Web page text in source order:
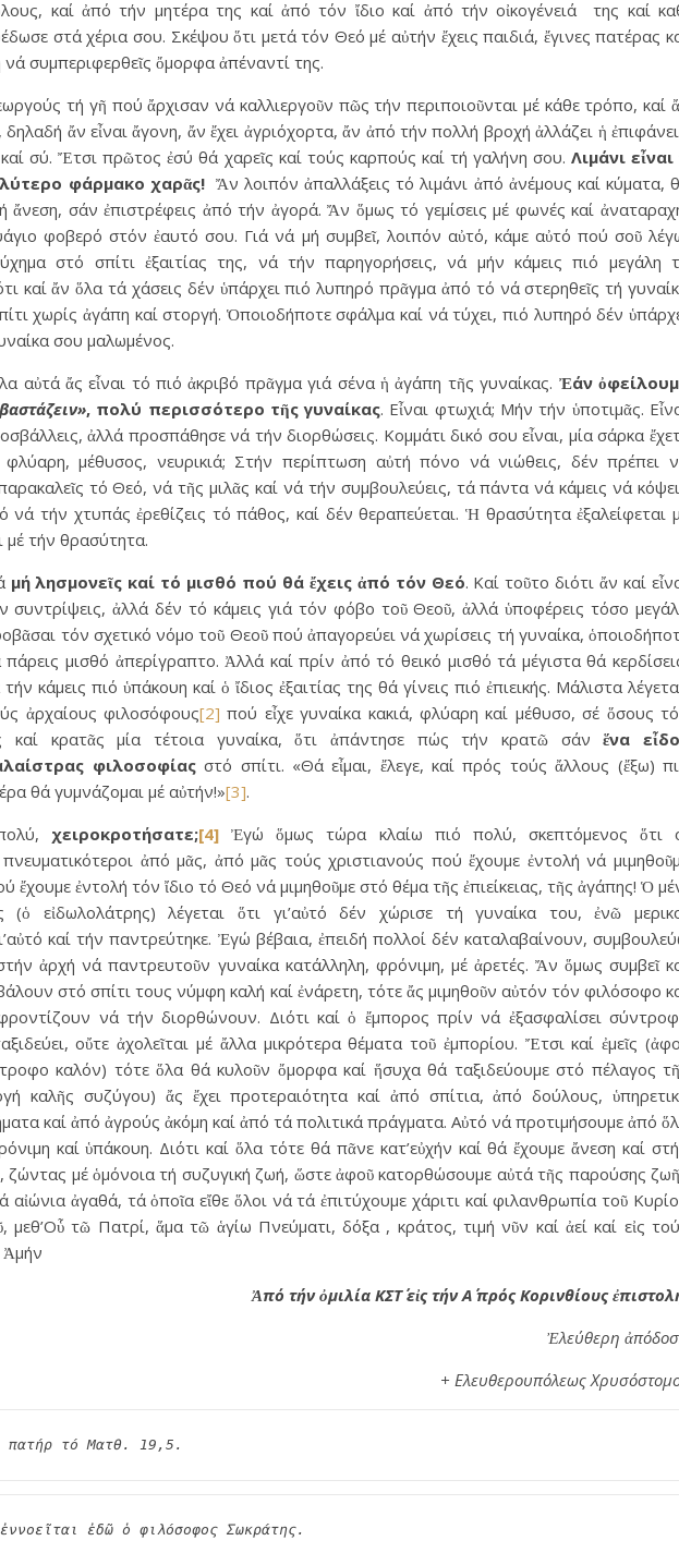
καί ἀπό τήν μητέρα της καί ἀπό τόν ἴδιο καί ἀπό τήν οἰκογένειά της καί
στά χέρια σου. Σκέψου ὅτι μετά τόν Θεό μέ αὐτήν ἔχεις παιδιά, ἔγινες πατέρας
συμπεριφερθεῖς ὄμορφα ἀπέναντί της.
τή γῆ πού ἄρχισαν νά καλλιεργοῦν πῶς τήν περιποιοῦνται μέ κάθε τρόπο, καί
δηλαδή ἄν εἶναι ἄγονη, ἄν ἔχει ἀγριόχορτα, ἄν ἀπό τήν πολλή βροχή ἀλλάζει ἡ
σύ. Ἔτσι πρῶτος ἐσύ θά χαρεῖς καί τούς καρπούς καί τή γαλήνη σου. Λιμάνι εἶναι
φάρμακο χαρᾶς!Ἄν λοιπόν ἀπαλλάξεις τό λιμάνι ἀπό ἀνέμους καί κύματα,
ἄνεση, σάν ἐπιστρέφεις ἀπό τήν ἀγορά. Ἄν ὅμως τό γεμίσεις μέ φωνές καί
φοβερό στόν ἐαυτό σου. Γιά νά μή συμβεῖ, λοιπόν αὐτό, κάμε αὐτό πού σοῦ
στό σπίτι ἐξαιτίας της, νά τήν παρηγορήσεις, νά μήν κάμεις πιό μεγάλη
καί ἄν ὅλα τά χάσεις δέν ὑπάρχει πιό λυπηρό πρᾶγμα ἀπό τό νά στερηθεῖς τή
χωρίς ἀγάπη καί στοργή. Ὁποιοδήποτε σφάλμα καί νά τύχει, πιό λυπηρό δέν
σου μαλωμένος.
αὐτά ἄς εἶναι τό πιό ἀκριβό πρᾶγμα γιά σένα ἡ ἀγάπη τῆς γυναίκας. Ἐάν
, πολύ περισσότερο τῆς γυναίκας. Εἶναι φτωχιά; Μήν τήν ὑποτιμᾶς.
ἀλλά προσπάθησε νά τήν διορθώσεις. Κομμάτι δικό σου εἶναι, μία σάρκα
φλύαρη, μέθυσος, νευρικιά; Στήν περίπτωση αὐτή πόνο νά νιώθεις, δέν πρέπει
τό Θεό, νά τῆς μιλᾶς καί νά τήν συμβουλεύεις, τά πάντα νά κάμεις νά
τήν χτυπάς ἐρεθίζεις τό πάθος, καί δέν θεραπεύεται. Ἡ θρασύτητα ἐξαλείφεται
μέ τήν θρασύτητα.
μή λησμονεῖς καί τό μισθό πού θά ἔχεις ἀπό τόν Θεό. Καί τοῦτο διότι ἄν καί
συντρίψεις, ἀλλά δέν τό κάμεις γιά τόν φόβο τοῦ Θεοῦ, ἀλλά ὑποφέρεις τόσο
τόν σχετικό νόμο τοῦ Θεοῦ πού ἀπαγορεύει νά χωρίσεις τή γυναίκα,
μισθό ἀπερίγραπτο. Ἀλλά καί πρίν ἀπό τό θεικό μισθό τά μέγιστα θά
τήν κάμεις πιό ὑπάκουη καί ὁ ἴδιος ἐξαιτίας της θά γίνεις πιό ἐπιεικής. Μάλιστα
ἀρχαίους φιλοσόφους[2] πού εἶχε γυναίκα κακιά, φλύαρη καί μέθυσο, σέ ὅσους
καί κρατᾶς μία τέτοια γυναίκα, ὅτι ἀπάντησε πώς τήν κρατῶ σάνἕνα
φιλοσοφίαςστό σπίτι. «Θά εἶμαι, ἔλεγε, καί πρός τούς ἄλλους (ἔξω)
θά γυμνάζομαι μέ αὐτήν!»[3].
χειροκροτήσατε;[4] Ἐγώ ὅμως τώρα κλαίω πιό πολύ, σκεπτόμενος ὅτι
πνευματικότεροι ἀπό μᾶς, ἀπό μᾶς τούς χριστιανούς πού ἔχουμε ἐντολή νά
ἔχουμε ἐντολή τόν ἴδιο τό Θεό νά μιμηθοῦμε στό θέμα τῆς ἐπιείκειας, τῆς ἀγάπης! Ὁ
(ὁ εἰδωλολάτρης) λέγεται ὅτι γι’αὐτό δέν χώρισε τή γυναίκα του, ἐνῶ
καί τήν παντρεύτηκε. Ἐγώ βέβαια, ἐπειδή πολλοί δέν καταλαβαίνουν,
ἀρχή νά παντρευτοῦν γυναίκα κατάλληλη, φρόνιμη, μέ ἀρετές. Ἄν ὅμως συμβεῖ
στό σπίτι τους νύμφη καλή καί ἐνάρετη, τότε ἄς μιμηθοῦν αὐτόν τόν φιλόσοφο
νά τήν διορθώνουν. Διότι καί ὁ ἔμπορος πρίν νά ἐξασφαλίσει
οὔτε ἀχολεῖται μέ ἄλλα μικρότερα θέματα τοῦ ἐμπορίου. Ἔτσι καί ἐμεῖς
καλόν) τότε ὅλα θά κυλοῦν ὄμορφα καί ἥσυχα θά ταξιδεύουμε στό πέλαγος
καλῆς συζύγου) ἄς ἔχει προτεραιότητα καί ἀπό σπίτια, ἀπό δούλους,
καί ἀπό ἀγρούς ἀκόμη καί ἀπό τά πολιτικά πράγματα. Αὐτό νά προτιμήσουμε ἀπό
καί ὑπάκουη. Διότι καί ὅλα τότε θά πᾶνε κατ’εὐχήν καί θά ἔχουμε ἄνεση καί
ζώντας μέ ὁμόνοια τή συζυγική ζωή, ὥστε ἀφοῦ κατορθώσουμε αὐτά τῆς παρούσης
αἰώνια ἀγαθά, τά ὁποῖα εἴθε ὅλοι νά τά ἐπιτύχουμε χάριτι καί φιλανθρωπία τοῦ
μεθ’Οὗ τῶ Πατρί, ἅμα τῶ ἁγίω Πνεύματι, δόξα , κράτος, τιμή νῦν καί ἀεί καί εἰς
Ἀμήν
Ἀπό τήν ὀμιλία ΚΣΤ΄ εἰς τήν Α΄ πρός Κορινθίους
Ἐλεύθερη
+ Ελευθερουπόλεως
πατήρ τό Ματθ. 19,5.
ἐδῶ ὁ φιλόσοφος Σωκράτης.